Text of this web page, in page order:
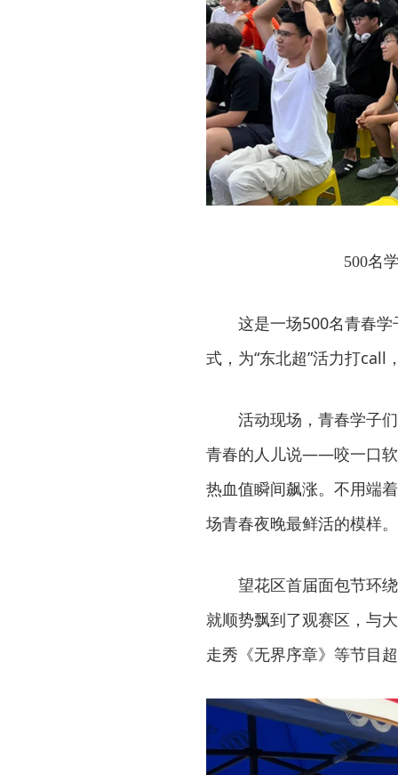
500名
这是一场500名青春
式，为“东北超”活力打call
活动现场，青春学子
青春的人儿说——咬一口软
热血值瞬间飙涨。不用端
场青春夜晚最鲜活的模样。
望花区首届面包节环
就顺势飘到了观赛区，与
走秀《无界序章》等节目